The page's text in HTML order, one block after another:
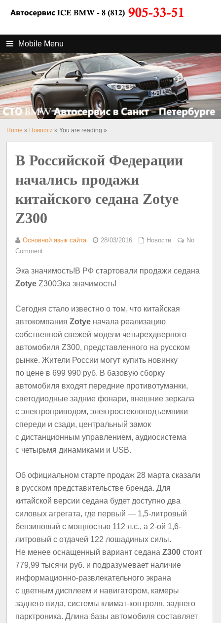
Mobile Menu
Home » Новости » You are reading »
В Российской Федерации
начались продажи
китайского седана Zotye
Z300
Основной язык сайта 28/03/2016 Новости
No
Comment
Эка значимость!В РФ стартовали продажи седана
Zotye Z300Эка значимость!
Сегодня стало известно о том, что китайская
автокомпанияZotye начала реализацию
собственной свежей модели четырехдверного
автомобиля Z300, представленного на русском
рынке. Жители России могут купить новинку
по цене в 699 990 руб. В базовую сборку
автомобиля входят передние противотуманки,
светодиодные задние фонари, внешние зеркала
с электроприводом, электростеклоподъемники
спереди и сзади, центральный замок
с дистанционным управлением, аудиосистема
с четырьмя динамиками и USB.
Об официальном старте продаж 28 марта сказали
в русском представительстве бренда. Для
китайской версии седана будет доступно два
силовых агрегата, где первый — 1,5-литровый
бензиновый с мощностью 112 л.с., а 2-ой 1,6-
литровый с отдачей 122 лошадиных силы.
Не менее оснащенный вариант седанаZ300 стоит
779,99 тысячи руб. и подразумевает наличие
информационно-развлекательного экрана
с цветным дисплеем и навигатором, камеры
заднего вида, системы климат-контроля, заднего
парктроника. Длина базы автомобиля составляет